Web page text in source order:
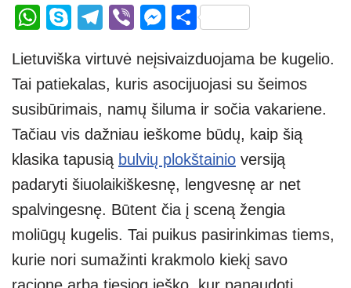
W
at
s
A
p
p
S
p
e
T
e
gr
a
m
Vi
er
M
ss
e
n
g
er
S
ar
e
Lietuviška virtuvė neįsivaizduojama be kugelio.
Tai patiekalas, kuris asocijuojasi su šeimos
susibūrimais, namų šiluma ir sočia vakariene.
Tačiau vis dažniau ieškome būdų, kaip šią
klasika tapusią bulvių plokštainio versiją
padaryti šiuolaikiškesnę, lengvesnę ar net
spalvingesnę. Būtent čia į sceną žengia
moliūgų kugelis. Tai puikus pasirinkimas tiems,
kurie nori sumažinti krakmolo kiekį savo